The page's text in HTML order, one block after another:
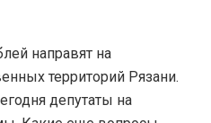
направят на
территорий Рязани.
депутаты на